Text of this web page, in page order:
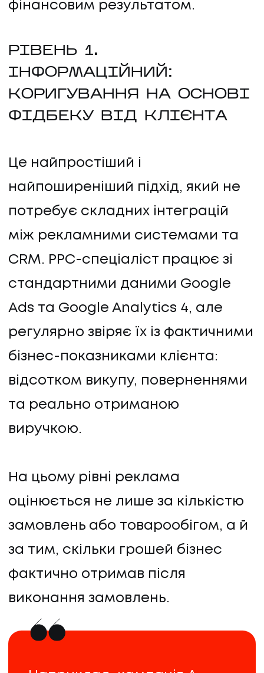
фінансовим результатом.
РІВЕНЬ 1.
ІНФОРМАЦІЙНИЙ:
КОРИГУВАННЯ НА ОСНОВІ
ФІДБЕКУ ВІД КЛІЄНТА
Це найпростіший і
найпоширеніший підхід, який не
потребує складних інтеграцій
між рекламними системами та
CRM. PPC-спеціаліст працює зі
стандартними даними Google
Ads та Google Analytics 4, але
регулярно звіряє їх із фактичними
бізнес-показниками клієнта:
відсотком викупу, поверненнями
та реально отриманою
виручкою.
На цьому рівні реклама
оцінюється не лише за кількістю
замовлень або товарообігом, а й
за тим, скільки грошей бізнес
фактично отримав після
виконання замовлень.